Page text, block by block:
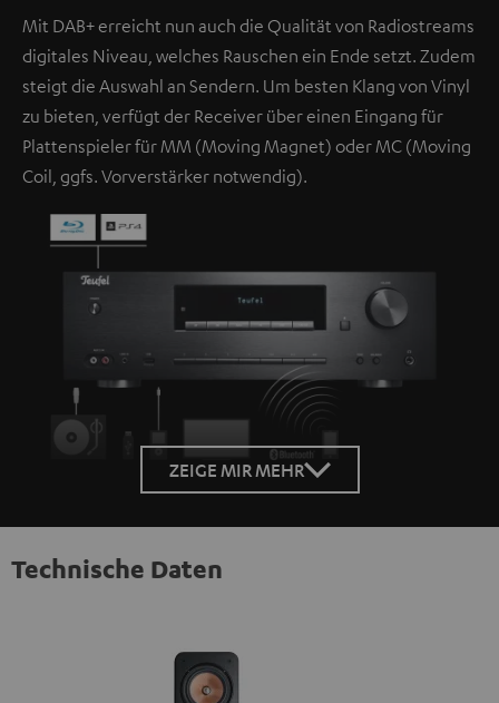
Mit DAB+ erreicht nun auch die Qualität von Radiostreams
digitales Niveau, welches Rauschen ein Ende setzt. Zudem
steigt die Auswahl an Sendern. Um besten Klang von Vinyl
zu bieten, verfügt der Receiver über einen Eingang für
Plattenspieler für MM (Moving Magnet) oder MC (Moving
Coil, ggfs. Vorverstärker notwendig).
ZEIGE MIR MEHR
Technische Daten